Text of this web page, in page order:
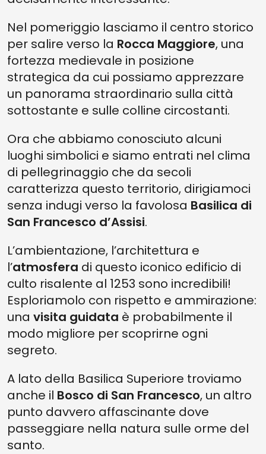
Nel pomeriggio lasciamo il centro storico
per salire verso la Rocca Maggiore, una
fortezza medievale in posizione
strategica da cui possiamo apprezzare
un panorama straordinario sulla città
sottostante e sulle colline circostanti.
Ora che abbiamo conosciuto alcuni
luoghi simbolici e siamo entrati nel clima
di pellegrinaggio che da secoli
caratterizza questo territorio, dirigiamoci
senza indugi verso la favolosa Basilica di
San Francesco d’Assisi.
L’ambientazione, l’architettura e
l’atmosfera di questo iconico edificio di
culto risalente al 1253 sono incredibili!
Esploriamolo con rispetto e ammirazione:
una visita guidata è probabilmente il
modo migliore per scoprirne ogni
segreto.
A lato della Basilica Superiore troviamo
anche il Bosco di San Francesco, un altro
punto davvero affascinante dove
passeggiare nella natura sulle orme del
santo.